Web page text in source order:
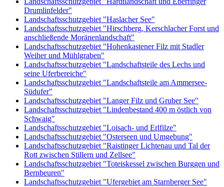
Drumlinfelder"
Landschaftsschutzgebiet "Haslacher See"
Landschaftsschutzgebiet "Hirschberg, Kerschlacher Forst und
anschließende Moränenlandschaft"
Landschaftsschutzgebiet "Hohenkastener Filz mit Stadler
Weiher und Mühlgraben"
Landschaftsschutzgebiet "Landschaftsteile des Lechs und
seine Uferbereiche"
Landschaftsschutzgebiet "Landschaftsteile am Ammersee-
Südufer"
Landschaftsschutzgebiet "Langer Filz und Gruber See"
Landschaftsschutzgebiet "Lindenbestand 400 m östlich von
Schwaig"
Landschaftsschutzgebiet "Loisach- und Erlfilze"
Landschaftsschutzgebiet "Osterseen und Umgebung"
Landschaftsschutzgebiet "Raistinger Lichtenau und Tal der
Rott zwischen Stillern und Zellsee"
Landschaftsschutzgebiet "Toteiskessel zwischen Burggen und
Bernbeuren"
Landschaftsschutzgebiet "Ufergebiet am Starnberger See"